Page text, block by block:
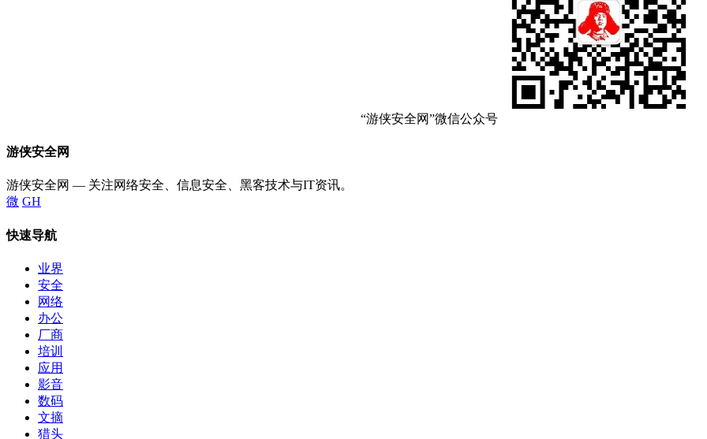
“游侠安全网”微信公众号
游侠安全网
游侠安全网 — 关注网络安全、信息安全、黑客技术与IT资讯。
微 GH
快速导航
业界
安全
网络
办公
厂商
培训
应用
影音
数码
文摘
猎头